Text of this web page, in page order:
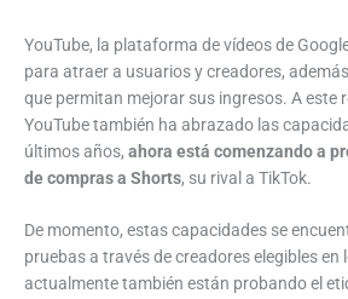
YouTube, la plataforma de vídeos de
para atraer a usuarios y creadores,
que permitan mejorar sus ingresos. A este
YouTube también ha abrazado las
últimos años, ahora está comenzando a
de compras a Shorts, su rival a TikTok.
De momento, estas capacidades se
pruebas a través de creadores elegibles en
actualmente también están probando el